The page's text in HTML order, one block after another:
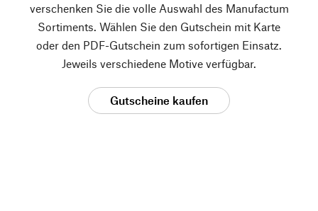
verschenken Sie die volle Auswahl des Manufactum
Sortiments. Wählen Sie den Gutschein mit Karte
oder den PDF-Gutschein zum sofortigen Einsatz.
Jeweils verschiedene Motive verfügbar.
Gutscheine kaufen